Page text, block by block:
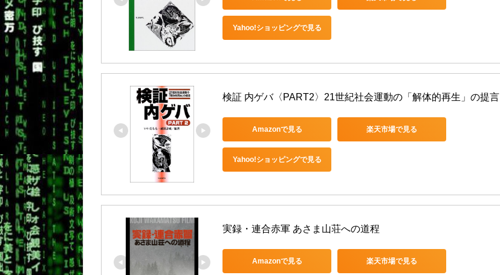
Yahoo!ショッピングで見る
検証 内ゲバ〈PART2〉21世紀社会運動の「解体的再生」の提言
Amazonで見る 楽天市場で見る
Yahoo!ショッピングで見る
実録・連合赤軍 あさま山荘への道程
Amazonで見る 楽天市場で見る